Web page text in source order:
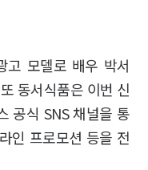
고 모델로 배우 박서
동서식품은 이번 신
공식 SNS 채널을 통
인 프로모션 등을 전